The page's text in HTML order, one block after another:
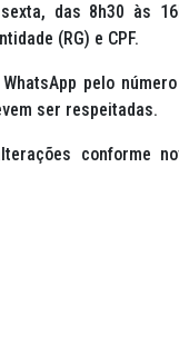
das 8h30 às
(RG) e CPF.
pelo
ser respeitadas.
conforme